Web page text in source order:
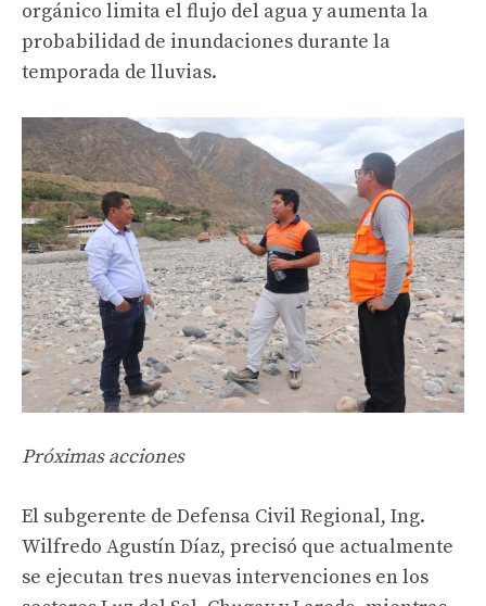
orgánico limita el flujo del agua y aumenta la
probabilidad de inundaciones durante la
temporada de lluvias.
Próximas acciones
El subgerente de Defensa Civil Regional, Ing.
Wilfredo Agustín Díaz, precisó que actualmente
se ejecutan tres nuevas intervenciones en los